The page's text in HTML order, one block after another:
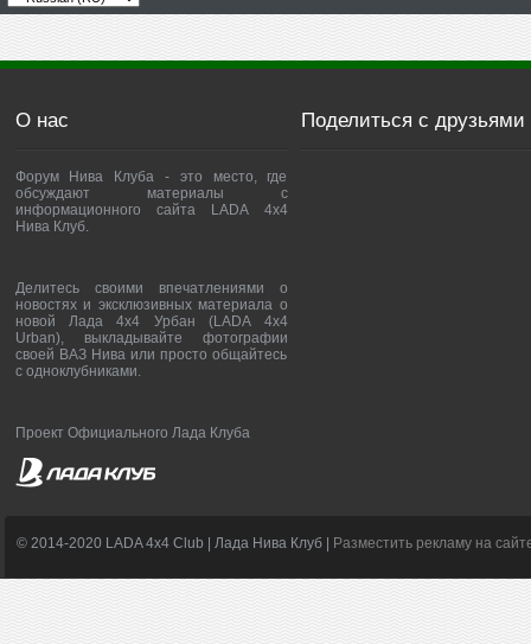
О нас
Форум Нива Клуба - это место, где
обсуждают материалы с
информационного сайта LADA 4x4
Нива Клуб.
Делитесь своими впечатлениями о
новостях и эксклюзивных материала о
новой Лада 4х4 Урбан (LADA 4x4
Urban), выкладывайте фотографии
своей ВАЗ Нива или просто общайтесь
с одноклубниками.
Проект Официального Лада Клуба
Поделиться с друзьями
© 2014-2020 LADA 4x4 Club | Лада Нива Клуб | Разместить рекламу на